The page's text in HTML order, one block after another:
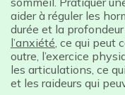
aider à réguler les
durée et la
l’anxiété , ce qui peut
outre, l’exercice
les articulations, ce
et les raideurs qui